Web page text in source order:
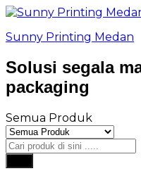
Sunny Printing Medan
Solusi segala
packaging
Semua Produk